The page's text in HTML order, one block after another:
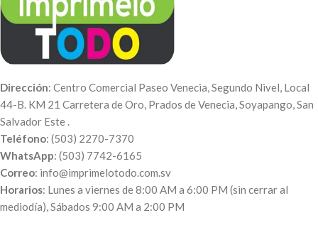
Pedidos de 5 cajas - $1.20 c/u
Dirección: Centro Comercial Paseo Venecia, Segundo Nivel, Local
44-B. KM 21 Carretera de Oro, Prados de Venecia, Soyapango, San
Salvador Este .
Teléfono: (503) 2270-7370
WhatsApp: (503) 7742-6165
Correo: info@imprimelotodo.com.sv
Horarios: Lunes a viernes de 8:00 AM a 6:00 PM (sin cerrar al
mediodía), Sábados 9:00 AM a 2:00 PM